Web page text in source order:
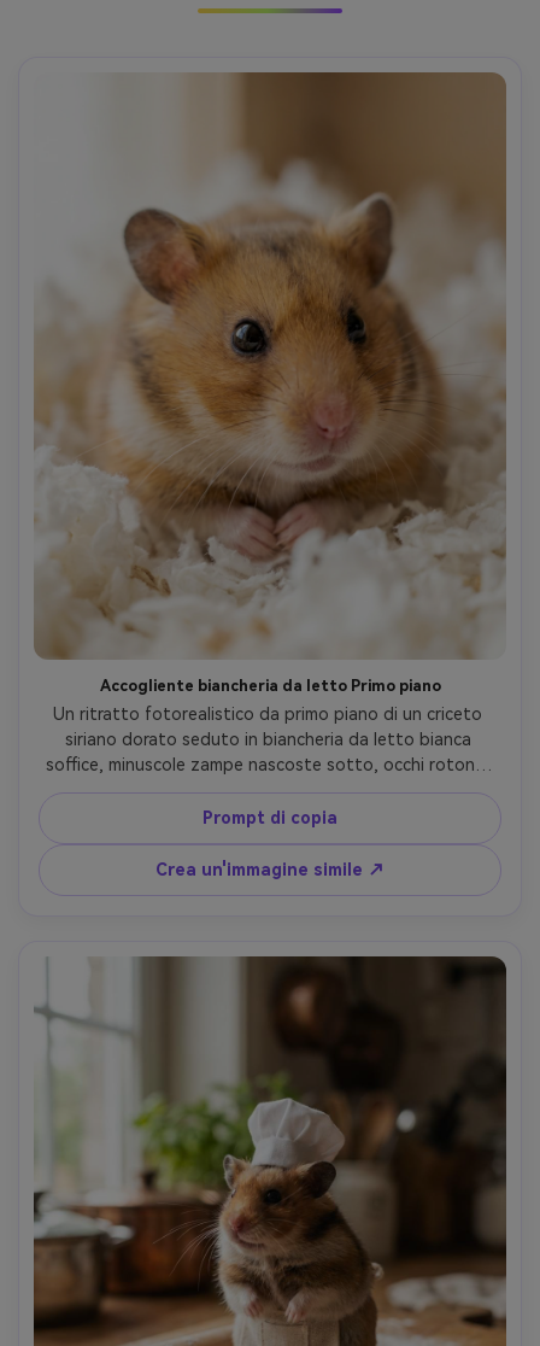
Accogliente biancheria da letto Primo piano
Un ritratto fotorealistico da primo piano di un criceto
siriano dorato seduto in biancheria da letto bianca
soffice, minuscole zampe nascoste sotto, occhi rotondi
lucidi che catturano la morbida luce della finestra,
tavolozza di colori neutri caldi, profondità di campo
bassa, scattato su Sony A7IV 85mm f/1.4, bokeh
cremoso, pelliccia e baffi ultra-dettagliati, texture
naturale simile alla pelle sulle zampe, fotografia editoriale
Prompt di copia
Crea un'immagine simile ↗